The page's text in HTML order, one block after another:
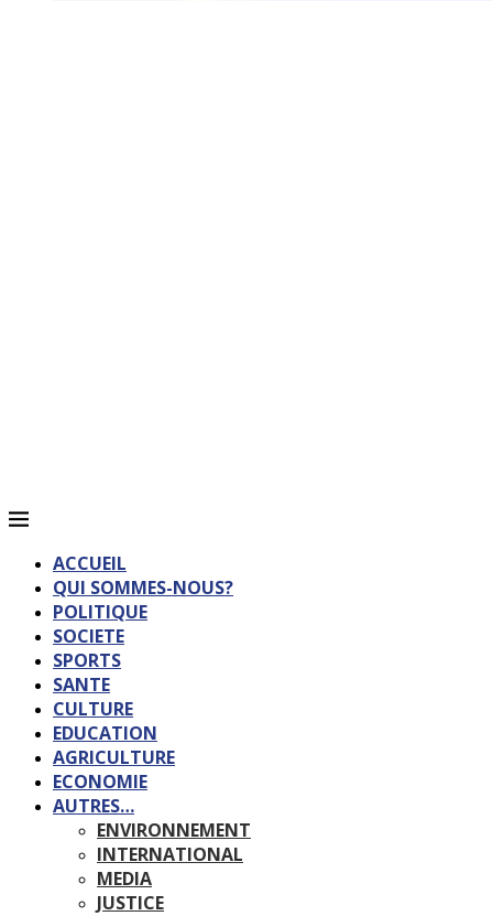
ACCUEIL
QUI SOMMES-NOUS?
POLITIQUE
SOCIETE
SPORTS
SANTE
CULTURE
EDUCATION
AGRICULTURE
ECONOMIE
AUTRES…
ENVIRONNEMENT
INTERNATIONAL
MEDIA
JUSTICE